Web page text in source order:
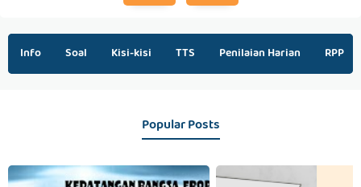
Info Soal Kisi-kisi TTS Penilaian Harian RPP
Popular Posts